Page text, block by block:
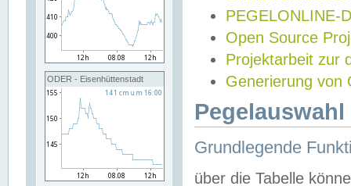
ODER - Eisenhüttenstadt
PEGELONLINE-
Open Source
Projektarbeit zur
Generierung von
Grundlegende
über die Tabelle